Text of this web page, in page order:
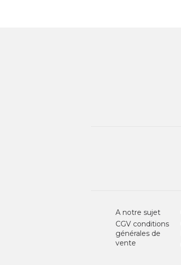
A notre sujet
CGV conditions
générales de
vente